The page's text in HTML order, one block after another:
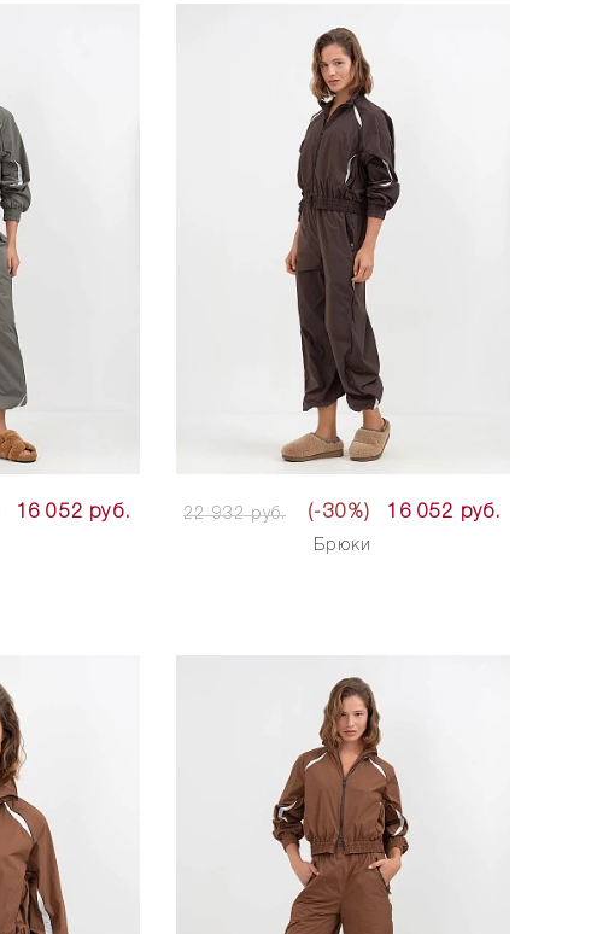
16 052 руб. 22 932 руб. (-30%) 16 052 руб.
Брюки